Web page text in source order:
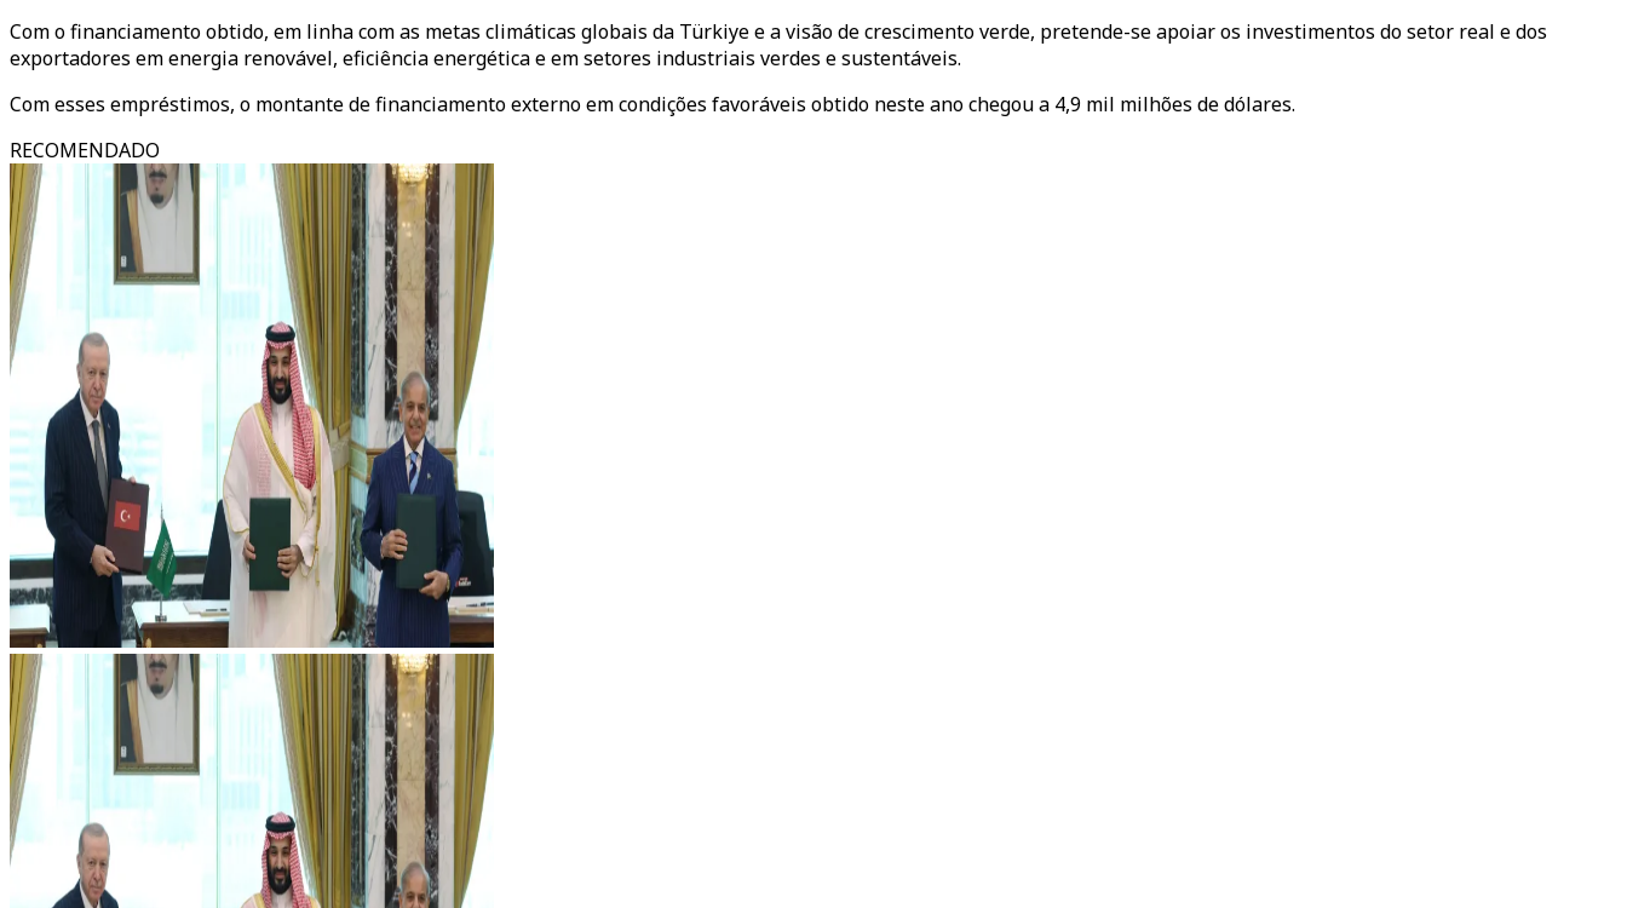
Com o financiamento obtido, em linha com as metas climáticas globais da Türkiye e a visão de crescimento verde, pretende-se apoiar os investimentos do setor real e dos
exportadores em energia renovável, eficiência energética e em setores industriais verdes e sustentáveis.
Com esses empréstimos, o montante de financiamento externo em condições favoráveis obtido neste ano chegou a 4,9 mil milhões de dólares.
RECOMENDADO